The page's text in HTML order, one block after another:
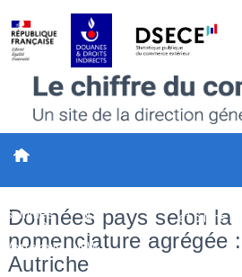
sommes
nous ?
&
indicateurs
et bilans
Votre avis - NEW
Données pays selon la
nomenclature agrégée
Autriche